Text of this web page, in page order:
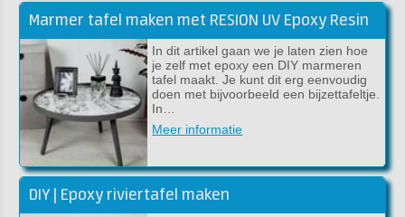
Marmer tafel maken met RESION UV Epoxy Resin
In dit artikel gaan we je laten zien hoe
je zelf met epoxy een DIY marmeren
tafel maakt. Je kunt dit erg eenvoudig
doen met bijvoorbeeld een bijzettafeltje.
In…
Meer informatie
DIY | Epoxy riviertafel maken